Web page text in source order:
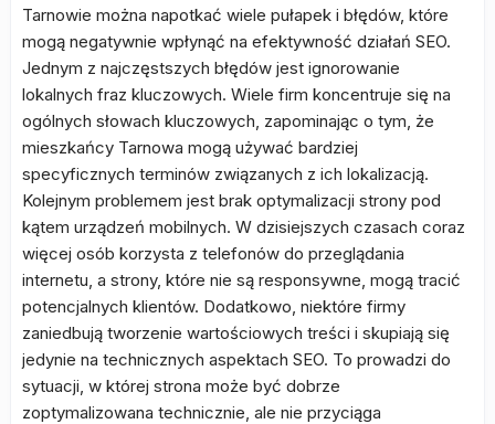
Tarnowie można napotkać wiele pułapek i błędów, które
mogą negatywnie wpłynąć na efektywność działań SEO.
Jednym z najczęstszych błędów jest ignorowanie
lokalnych fraz kluczowych. Wiele firm koncentruje się na
ogólnych słowach kluczowych, zapominając o tym, że
mieszkańcy Tarnowa mogą używać bardziej
specyficznych terminów związanych z ich lokalizacją.
Kolejnym problemem jest brak optymalizacji strony pod
kątem urządzeń mobilnych. W dzisiejszych czasach coraz
więcej osób korzysta z telefonów do przeglądania
internetu, a strony, które nie są responsywne, mogą tracić
potencjalnych klientów. Dodatkowo, niektóre firmy
zaniedbują tworzenie wartościowych treści i skupiają się
jedynie na technicznych aspektach SEO. To prowadzi do
sytuacji, w której strona może być dobrze
zoptymalizowana technicznie, ale nie przyciąga